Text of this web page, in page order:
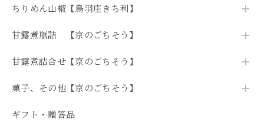
ちりめん山椒【鳥羽庄きち利】
甘露煮瓶詰 【京のごちそう】
甘露煮詰合せ【京のごちそう】
菓子、その他【京のごちそう】
ギフト・贈答品